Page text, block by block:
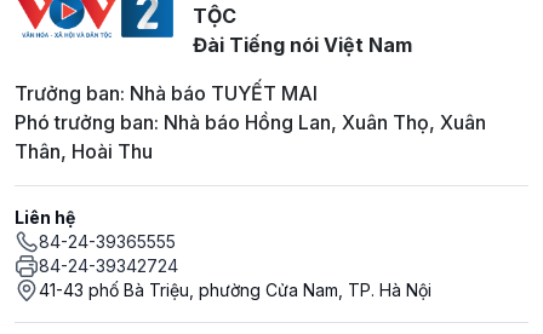
TỘC
Đài Tiếng nói Việt Nam
Trưởng ban: Nhà báo TUYẾT MAI
Phó trưởng ban: Nhà báo Hồng Lan, Xuân Thọ, Xuân
Thân, Hoài Thu
Liên hệ
84-24-39365555
84-24-39342724
41-43 phố Bà Triệu, phường Cửa Nam, TP. Hà Nội